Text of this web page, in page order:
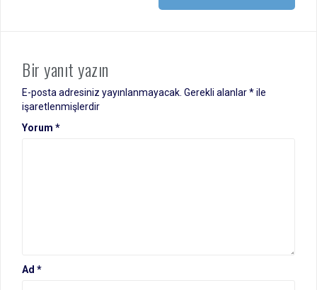
Bir yanıt yazın
E-posta adresiniz yayınlanmayacak. Gerekli alanlar*ile
işaretlenmişlerdir
Yorum *
Ad *